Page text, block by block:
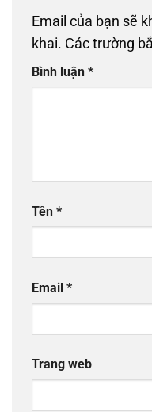
Email của bạn sẽ
khai. Các trường
Bình luận *
Tên *
Email *
Trang web